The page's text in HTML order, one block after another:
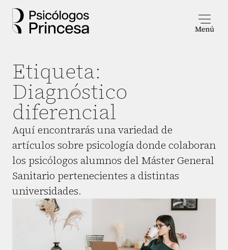
Etiqueta:
Diagnóstico
diferencial
Aquí encontrarás una variedad de
artículos sobre psicología donde colaboran
los psicólogos alumnos del Máster General
Sanitario pertenecientes a distintas
universidades.